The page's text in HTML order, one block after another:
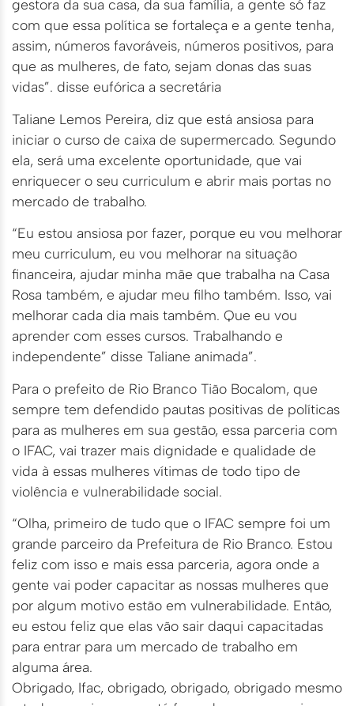
gestora da sua casa, da sua família, a gente só faz
com que essa política se fortaleça e a gente tenha,
assim, números favoráveis, números positivos, para
que as mulheres, de fato, sejam donas das suas
vidas”. disse eufórica a secretária
Taliane Lemos Pereira, diz que está ansiosa para
iniciar o curso de caixa de supermercado. Segundo
ela, será uma excelente oportunidade, que vai
enriquecer o seu curriculum e abrir mais portas no
mercado de trabalho.
“Eu estou ansiosa por fazer, porque eu vou melhorar
meu curriculum, eu vou melhorar na situação
financeira, ajudar minha mãe que trabalha na Casa
Rosa também, e ajudar meu filho também. Isso, vai
melhorar cada dia mais também. Que eu vou
aprender com esses cursos. Trabalhando e
independente” disse Taliane animada”.
Para o prefeito de Rio Branco Tião Bocalom, que
sempre tem defendido pautas positivas de políticas
para as mulheres em sua gestão, essa parceria com
o IFAC, vai trazer mais dignidade e qualidade de
vida à essas mulheres vítimas de todo tipo de
violência e vulnerabilidade social.
“Olha, primeiro de tudo que o IFAC sempre foi um
grande parceiro da Prefeitura de Rio Branco. Estou
feliz com isso e mais essa parceria, agora onde a
gente vai poder capacitar as nossas mulheres que
por algum motivo estão em vulnerabilidade. Então,
eu estou feliz que elas vão sair daqui capacitadas
para entrar para um mercado de trabalho em
alguma área.
Obrigado, Ifac, obrigado, obrigado, obrigado mesmo